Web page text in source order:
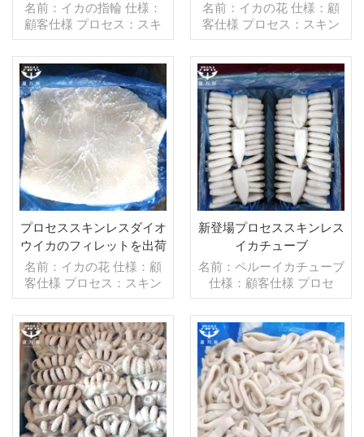
名前：イカの指輪 仕様：
顧客仕様 プロセス：スキ
ンオフ グレージング：IQF
40％（カスタマイズ可
能） 包装：1kg/バッ
グ,10kg /織りバッグ（カ
スタマイズ可能） 販売モ
デル：卸売/輸出 min .注
文：20フィートコンテ
ナ/40フィートコンテナ 支
払い：TT/С確認された取
消不能のLCを一目で 発
送：入金確認後20日以内
起源：中国 ブランド：fu
wang hang
続きを読む
名前：イカの花 仕様：顧
客仕様 プロセス：スキン
オフ グレージング：IQF
40％（カスタマイズ可
能） 包装：1kg/バッ
グ,10kg /織りバッグ（カ
スタマイズ可能） 販売モ
デル：卸売/輸出 min .注
文：20フィートコンテ
ナ/40フィートコンテナ 支
払い：TT/С確認された取
消不能のLCを一目で 発
送：入金確認後20日以内
起源：中国 ブランド：fu
wang hang
続きを読む
プロセススキンレスダイオ
ウイカのフィレットを出荷
する準備ができました
名前：イカの花 仕様：顧
客仕様 プロセス：スキン
オフ グレージング：IQF
40％（カスタマイズ可
能） 包装：1kg/バッ
グ,10kg /織りバッグ（カ
スタマイズ可能） 販売モ
デル：卸売/輸出 min .注
文：20フィートコンテ
ナ/40フィートコンテナ 支
払い：TT/С確認された取
続きを読む
新登場プロセススキンレス
イカチューブ
名前：ペルーイカチューブ
仕様：顧客仕様 プロセ
ス：スキンオフ,ブランチ
ング グレージング：IQF
40％（カスタマイズ可
能） 包装：1kg/バッ
グ,10kg /織りバッグ（カ
スタマイズ可能） 販売モ
デル：卸売/輸出 min .注
文：20フィートコンテ
ナ/40フィートコンテナ 支
続きを読む